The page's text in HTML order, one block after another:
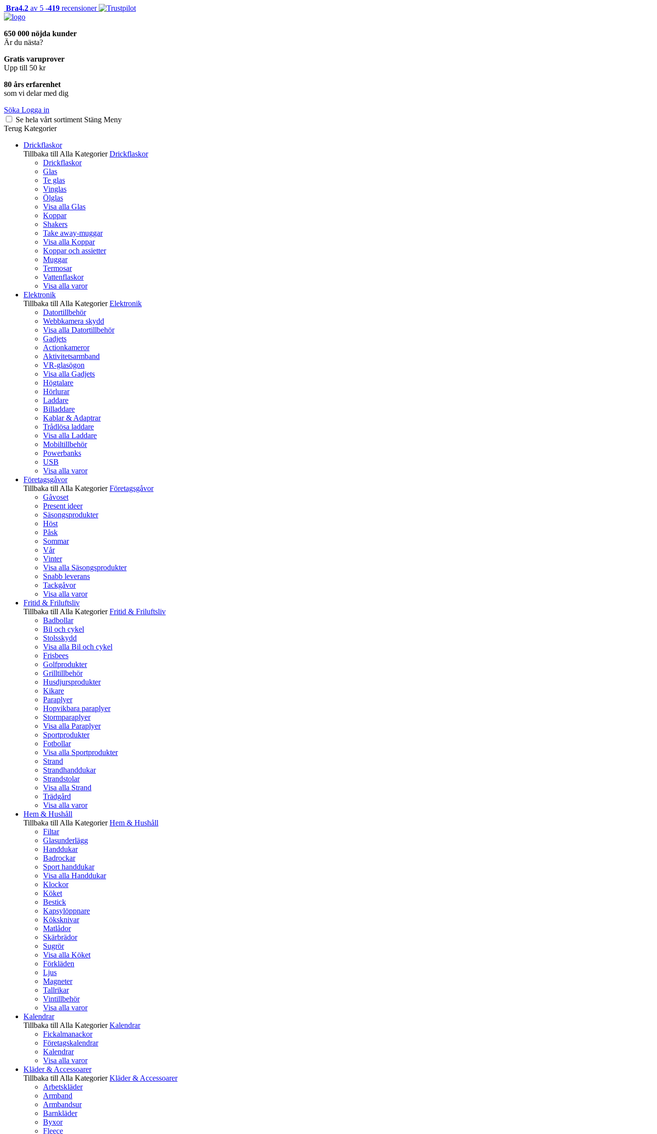
Bra4.2 av 5 -419 recensioner
650 000 nöjda kunder
Är du nästa?
Gratis varuprover
Upp till 50 kr
80 års erfarenhet
som vi delar med dig
Söka Logga in
Se hela vårt sortiment Stäng Meny
Terug Kategorier
Drickflaskor
Tillbaka till Alla Kategorier Drickflaskor
Drickflaskor
Glas
Te glas
Vinglas
Ölglas
Visa alla Glas
Koppar
Shakers
Take away-muggar
Visa alla Koppar
Koppar och assietter
Muggar
Termosar
Vattenflaskor
Visa alla varor
Elektronik
Tillbaka till Alla Kategorier Elektronik
Datortillbehör
Webbkamera skydd
Visa alla Datortillbehör
Gadjets
Actionkameror
Aktivitetsarmband
VR-glasögon
Visa alla Gadjets
Högtalare
Hörlurar
Laddare
Billaddare
Kablar & Adaptrar
Trådlösa laddare
Visa alla Laddare
Mobiltillbehör
Powerbanks
USB
Visa alla varor
Företagsgåvor
Tillbaka till Alla Kategorier Företagsgåvor
Gåvoset
Present ideer
Säsongsprodukter
Höst
Påsk
Sommar
Vår
Vinter
Visa alla Säsongsprodukter
Snabb leverans
Tackgåvor
Visa alla varor
Fritid & Friluftsliv
Tillbaka till Alla Kategorier Fritid & Friluftsliv
Badbollar
Bil och cykel
Stolsskydd
Visa alla Bil och cykel
Frisbees
Golfprodukter
Grilltillbehör
Husdjursprodukter
Kikare
Paraplyer
Hopvikbara paraplyer
Stormparaplyer
Visa alla Paraplyer
Sportprodukter
Fotbollar
Visa alla Sportprodukter
Strand
Strandhanddukar
Strandstolar
Visa alla Strand
Trädgård
Visa alla varor
Hem & Hushåll
Tillbaka till Alla Kategorier Hem & Hushåll
Filtar
Glasunderlägg
Handdukar
Badrockar
Sport handdukar
Visa alla Handdukar
Klockor
Köket
Bestick
Kapsylöppnare
Köksknivar
Matlådor
Skärbrädor
Sugrör
Visa alla Köket
Förkläden
Ljus
Magneter
Tallrikar
Vintillbehör
Visa alla varor
Kalendrar
Tillbaka till Alla Kategorier Kalendrar
Fickalmanackor
Företagskalendrar
Kalendrar
Visa alla varor
Kläder & Accessoarer
Tillbaka till Alla Kategorier Kläder & Accessoarer
Arbetskläder
Armband
Armbandsur
Barnkläder
Byxor
Fleece